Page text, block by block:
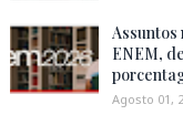
Assuntos
ENEM,
Agosto 01,